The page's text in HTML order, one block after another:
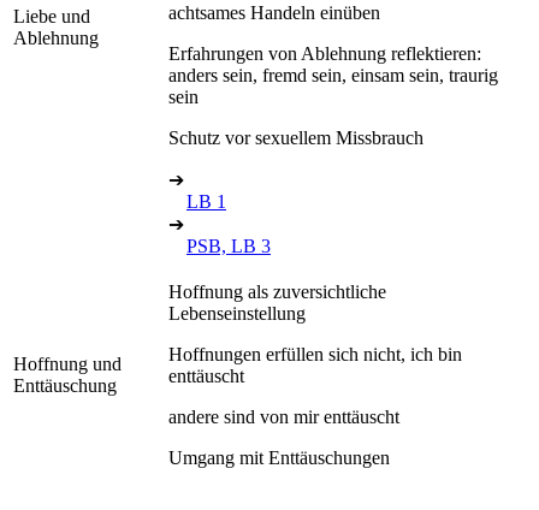
Liebe und
Ablehnung
achtsames Handeln einüben
Erfahrungen von Ablehnung reflektieren:
anders sein, fremd sein, einsam sein, traurig
sein
Schutz vor sexuellem Missbrauch
➔
LB 1
➔
PSB, LB 3
Hoffnung und
Enttäuschung
Hoffnung als zuversichtliche
Lebenseinstellung
Hoffnungen erfüllen sich nicht, ich bin
enttäuscht
andere sind von mir enttäuscht
Umgang mit Enttäuschungen